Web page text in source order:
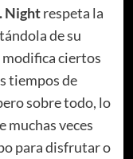
Nightrespeta la
de su
modifica ciertos
tiempos de
sobre todo, lo
muchas veces
para disfrutar o